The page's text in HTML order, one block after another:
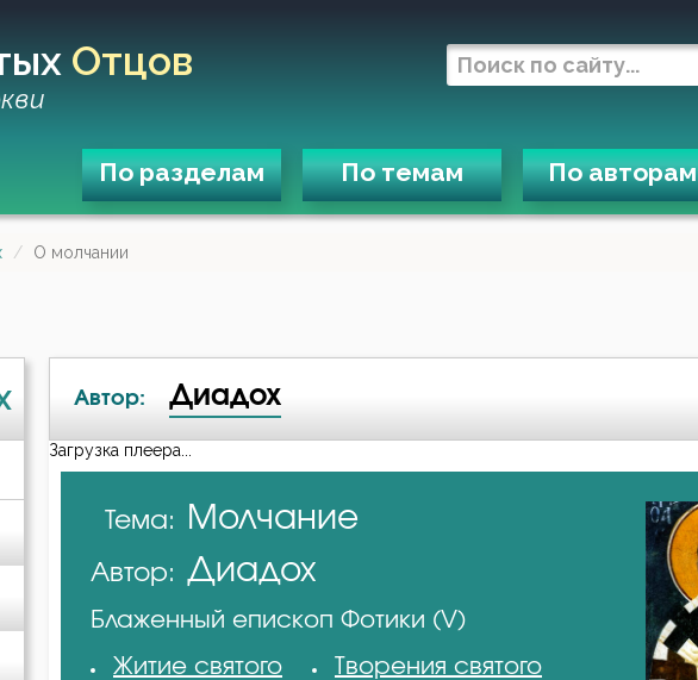
Отцов
По разделам По темам По авторам
О молчании
Автор: Диадох
А-я
Авва Дорофей
Амвросий Оптинский (Гренков)
Загрузка плеера...
Тема: Молчание
Автор: Диадох
Блаженный епископ Фотики (V)
Житие святого
Творения святого